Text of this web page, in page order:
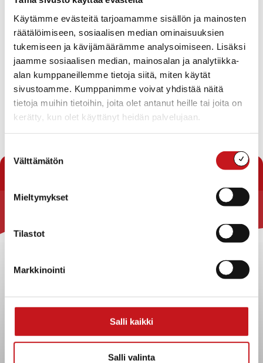
Käytämme evästeitä tarjoamamme sisällön ja mainosten
räätälöimiseen, sosiaalisen median ominaisuuksien
tukemiseen ja kävijämäärämme analysoimiseen. Lisäksi
jaamme sosiaalisen median, mainosalan ja analytiikka-
alan kumppaneillemme tietoja siitä, miten käytät
sivustoamme. Kumppanimme voivat yhdistää näitä
tietoja muihin tietoihin, joita olet antanut heille tai joita on
kerätty, kun olet käyttänyt heidän palvelujaan.
valinta
Välttämätön
Mieltymykset
Tilastot
Markkinointi
Salli kaikki
Salli valinta
hakulomakkeen. Salien varaustilanteen ja
sivistystoimen hinnaston löydätliikuntasalit-sivulta.
Lue lisää:
Salivuorohakemus
Strategiat, ohjelmat, ohjeet, suunnitelmat, säännöt ja
Asiakirjajulkisuuskuvaus
Saavutettavuusseloste